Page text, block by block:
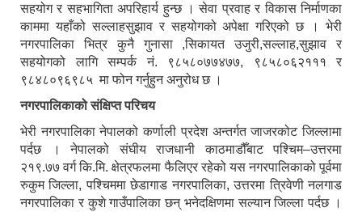
सहयोग र सहभागिता अपरिहार्य हुन्छ । सेवा प्रवाह र विकास निर्माणका
काममा यहाँको सल्लाहसुझाव र सहयोगको अपेक्षा गरिएको छ । भेरी
नगरपालिका भित्र कुनै गुनासा ,सिकायत उजुरी,सल्लाह,सुझाव र
सहयोगको लागि सम्पर्क नं. ९८५८०७७४७७, ९८५८०६२१११ र
९८४८०९६९८५ मा फोन गर्नुहुन अनुरोध छ ।
नगरपालिकाको संक्षिप्त परिचय
भेरी नगरपालिका नेपालको कर्णाली प्रदेश अन्तर्गत जाजरकोट जिल्लामा
पर्दछ । नेपालको संघीय राजधानी काठमाडौँबाट पश्चिम–उत्तरमा
२१९.७७ वर्ग कि.मि. क्षेत्रफलमा फैलिएर रहेको यस नगरपालिकाको पूर्वमा
रुकुम जिल्ला, पश्चिममा छेडागाड नगरपालिका, उत्तरमा त्रिवेणी नलगाड
नगरपालिका र कुशे गाउँपालिका छन् भनेदक्षिणमा सल्यान जिल्ला पर्दछ ।